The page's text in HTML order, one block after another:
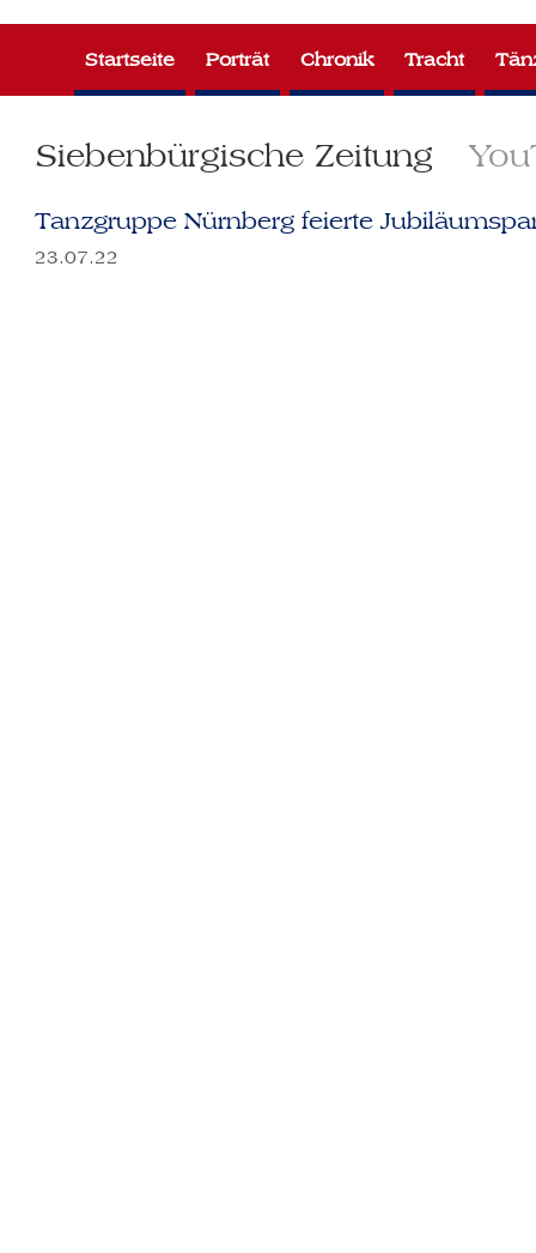
Siebenbürgische Zeitung
Startseite Porträt Chronik Tracht
Tanzgruppe Nürnberg feierte
23.07.22